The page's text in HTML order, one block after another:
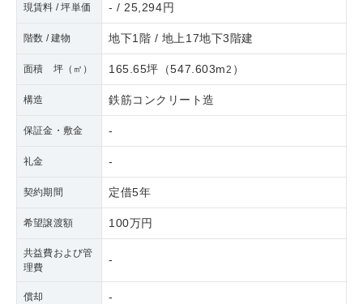
現賃料 / 坪単価 - / 25,294円
階数 / 建物 地下1階 / 地上17地下3階建
面積 坪（㎡） 165.65坪 （547.603m2 ）
構造 鉄筋コンクリート造
保証金・敷金 -
礼金 -
契約期間 定借5年
希望譲渡額 100万円
共益費および管
理費
-
償却 -